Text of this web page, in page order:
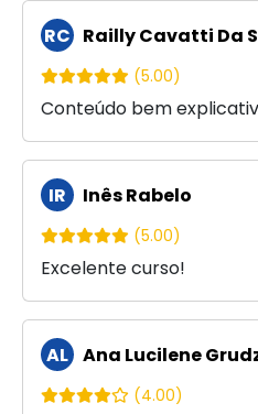
RC Railly Cavatti Da
(5.00)
Conteúdo bem
IR Inês Rabelo
(5.00)
Excelente curso!
AL Ana Lucilene
(4.00)